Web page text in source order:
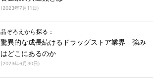
(2023年7月11日)
品ぞろえから探る：
驚異的な成長続けるドラッグストア業界 強み
はどこにあるのか
(2023年6月30日)